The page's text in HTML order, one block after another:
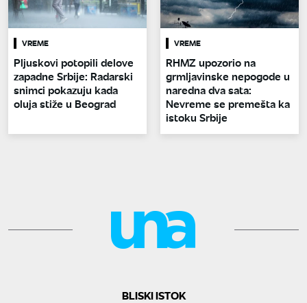
VREME
Pljuskovi potopili delove
zapadne Srbije: Radarski
snimci pokazuju kada
oluja stiže u Beograd
VREME
RHMZ upozorio na
grmljavinske nepogode u
naredna dva sata:
Nevreme se premešta ka
istoku Srbije
BLISKI ISTOK